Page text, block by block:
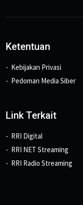
Ketentuan
Kebijakan Privasi
Pedoman Media Siber
Link Terkait
RRI Digital
RRI NET Streaming
RRI Radio Streaming